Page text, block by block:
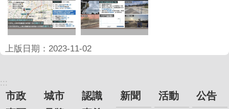
上版日期：2023-11-02
:::
市政
城市
認識
新聞 活動 公告